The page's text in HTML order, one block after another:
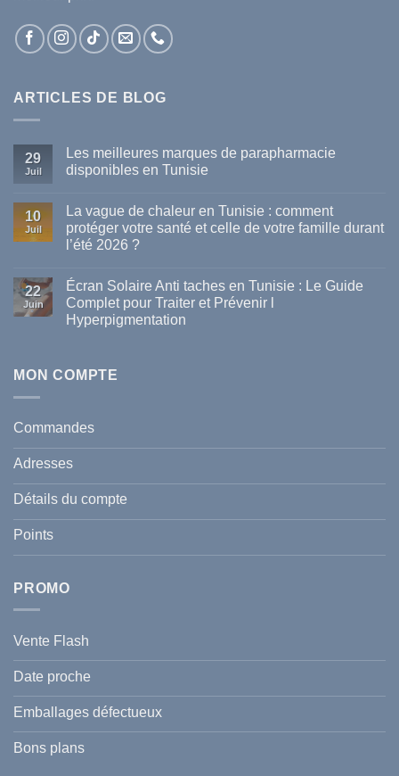
ARTICLES DE BLOG
29
Juil
Les meilleures marques de parapharmacie
disponibles en Tunisie
sur
meilleures
marques
disponibles
en
Tunisie
10
Juil
La vague de chaleur en Tunisie : comment
protéger votre santé et celle de votre famille durant
l’été 2026 ?
sur
La
vague
de
comment
et
celle
de
votre
famille
durant
l’été
2026
?
22
Juin
Écran Solaire Anti taches en Tunisie : Le Guide
Complet pour Traiter et Prévenir l
Hyperpigmentation
Écran
Solaire
Tunisie
Guide
pour
Traiter
Prévenir
MON COMPTE
Commandes
Adresses
Détails du compte
Points
PROMO
Vente Flash
Date proche
Emballages défectueux
Bons plans